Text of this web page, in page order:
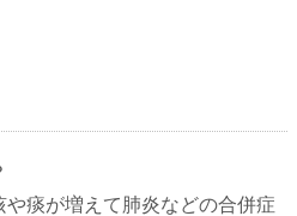
痰が増えて肺炎などの合併症